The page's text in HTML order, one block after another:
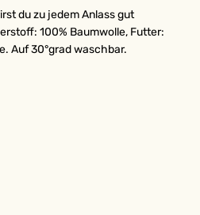
du zu jedem Anlass gut
100% Baumwolle, Futter:
Auf 30°grad waschbar.